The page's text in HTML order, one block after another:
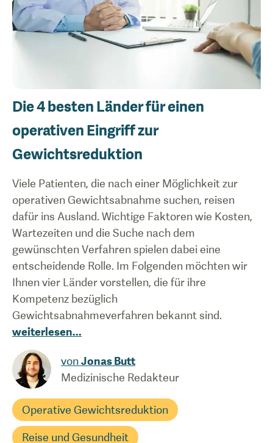
Die 4 besten Länder für einen
operativen Eingriff zur
Gewichtsreduktion
Viele Patienten, die nach einer Möglichkeit zur
operativen Gewichtsabnahme suchen, reisen
dafür ins Ausland. Wichtige Faktoren wie Kosten,
Wartezeiten und die Suche nach dem
gewünschten Verfahren spielen dabei eine
entscheidende Rolle. Im Folgenden möchten wir
Ihnen vier Länder vorstellen, die für ihre
Kompetenz bezüglich
Gewichtsabnahmeverfahren bekannt sind.
weiterlesen...
vonJonas Butt
Medizinische Redakteur
Operative Gewichtsreduktion
Reise und Gesundheit